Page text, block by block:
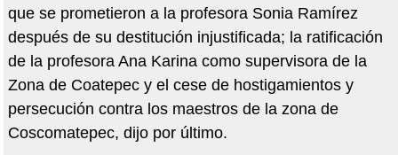
que se prometieron a la profesora Sonia Ramírez
después de su destitución injustificada; la ratificación
de la profesora Ana Karina como supervisora de la
Zona de Coatepec y el cese de hostigamientos y
persecución contra los maestros de la zona de
Coscomatepec, dijo por último.